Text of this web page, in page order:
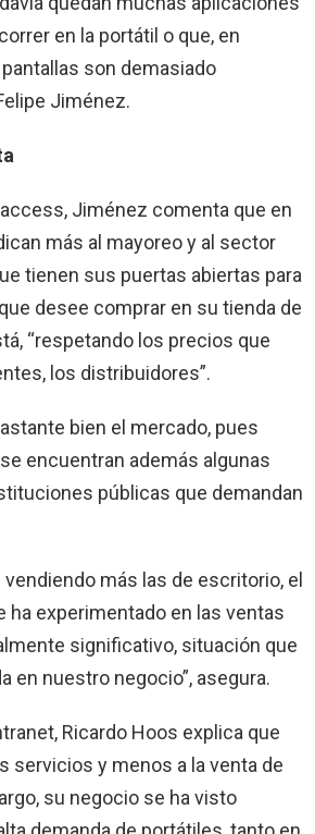
en la portátil o que, en
son demasiado
Jiménez.
Jiménez comenta que en
más al mayoreo y al sector
tienen sus puertas abiertas para
desee comprar en su tienda de
“respetando los precios que
los distribuidores”.
bien el mercado, pues
encuentran además algunas
públicas que demandan
vendiendo más las de escritorio, el
ha experimentado en las ventas
significativo, situación que
en nuestro negocio”, asegura.
Ricardo Hoos explica que
servicios y menos a la venta de
su negocio se ha visto